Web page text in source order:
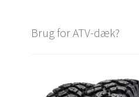
Brug for ATV-dæk?